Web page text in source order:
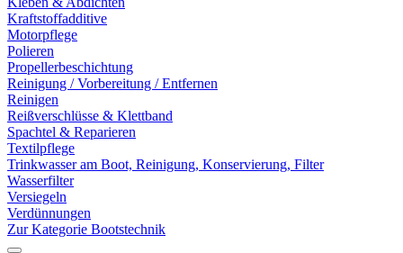
Kraftstoffadditive
Motorpflege
Polieren
Propellerbeschichtung
Reinigung / Vorbereitung / Entfernen
Reinigen
Reißverschlüsse & Klettband
Spachtel & Reparieren
Textilpflege
Trinkwasser am Boot, Reinigung, Konservierung, Filter
Wasserfilter
Versiegeln
Verdünnungen
Zur Kategorie Bootstechnik